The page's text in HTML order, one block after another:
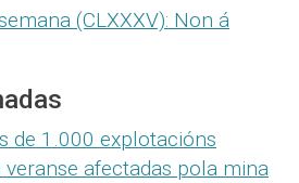
(CLXXXV): Non á
de 1.000 explotacións
veranse afectadas pola mina